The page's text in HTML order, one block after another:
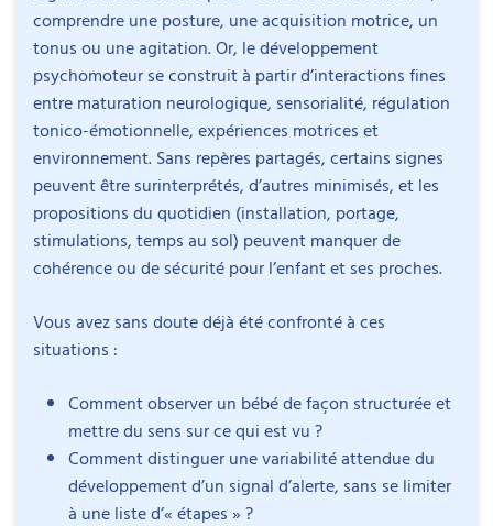
comprendre une posture, une acquisition motrice, un
tonus ou une agitation. Or, le développement
psychomoteur se construit à partir d’interactions fines
entre maturation neurologique, sensorialité, régulation
tonico-émotionnelle, expériences motrices et
environnement. Sans repères partagés, certains signes
peuvent être surinterprétés, d’autres minimisés, et les
propositions du quotidien (installation, portage,
stimulations, temps au sol) peuvent manquer de
cohérence ou de sécurité pour l’enfant et ses proches.
Vous avez sans doute déjà été confronté à ces
situations :
Comment observer un bébé de façon structurée et
mettre du sens sur ce qui est vu ?
Comment distinguer une variabilité attendue du
développement d’un signal d’alerte, sans se limiter
à une liste d’« étapes » ?
Définitions et repères généraux : développement
psychomoteur, développement moteur, liens
corps–maturation neurologique.
Lois du développement moteur : différenciation,